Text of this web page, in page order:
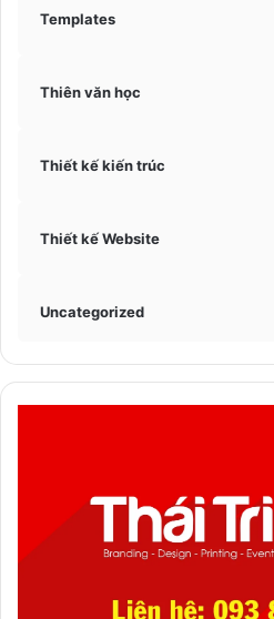
Templates
Thiên văn học
Thiết kế kiến trúc
Thiết kế Website
Uncategorized